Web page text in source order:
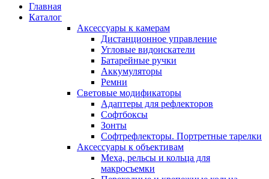
Главная
Каталог
Аксессуары к камерам
Дистанционное управление
Угловые видоискатели
Батарейные ручки
Аккумуляторы
Ремни
Световые модификаторы
Адаптеры для рефлекторов
Софтбоксы
Зонты
Софтрефлекторы. Портретные тарелки
Аксессуары к объективам
Меха, рельсы и кольца для
макросъемки